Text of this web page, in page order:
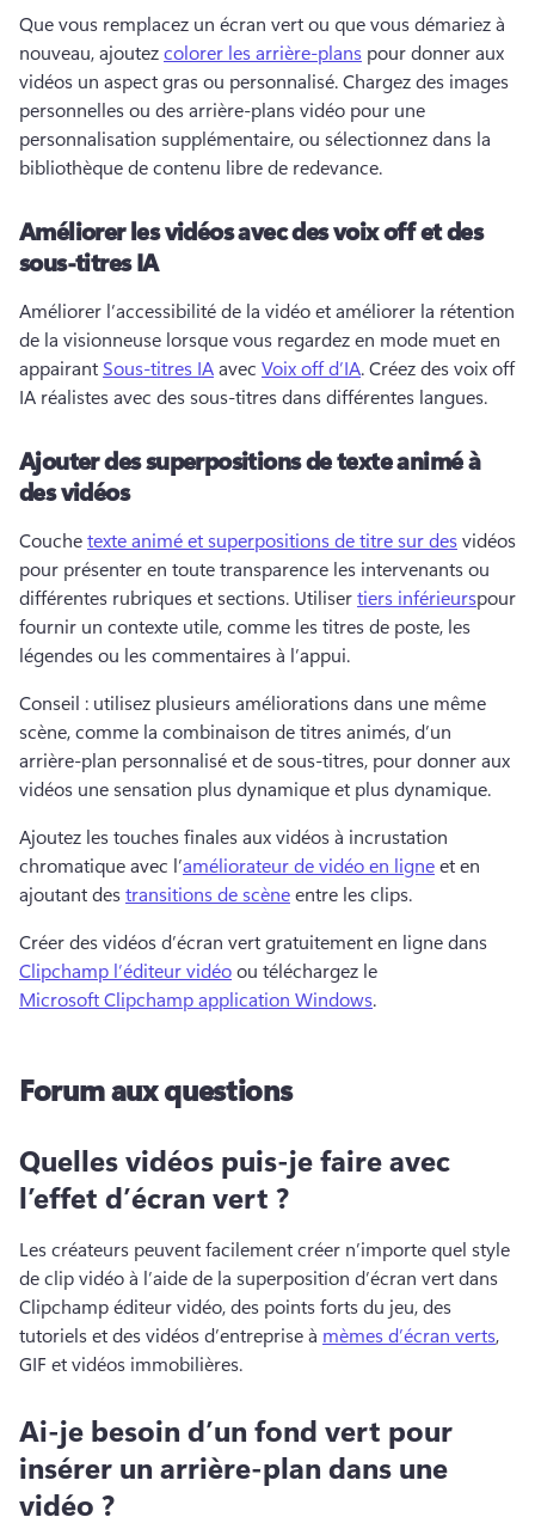
Que vous remplacez un écran vert ou que vous démariez à
nouveau, ajoutez colorer les arrière-plans pour donner aux
vidéos un aspect gras ou personnalisé. Chargez des images
personnelles ou des arrière-plans vidéo pour une
personnalisation supplémentaire, ou sélectionnez dans la
bibliothèque de contenu libre de redevance.
Améliorer les vidéos avec des voix off et des
sous-titres IA
Améliorer l’accessibilité de la vidéo et améliorer la rétention
de la visionneuse lorsque vous regardez en mode muet en
appairant Sous-titres IA avec Voix off d’IA. Créez des voix off
IA réalistes avec des sous-titres dans différentes langues.
Ajouter des superpositions de texte animé à
des vidéos
Couche texte animé et superpositions de titre sur des vidéos
pour présenter en toute transparence les intervenants ou
différentes rubriques et sections. Utiliser tiers inférieurspour
fournir un contexte utile, comme les titres de poste, les
légendes ou les commentaires à l’appui.
Conseil : utilisez plusieurs améliorations dans une même
scène, comme la combinaison de titres animés, d’un
arrière-plan personnalisé et de sous-titres, pour donner aux
vidéos une sensation plus dynamique et plus dynamique.
Ajoutez les touches finales aux vidéos à incrustation
chromatique avec l’améliorateur de vidéo en ligne et en
ajoutant des transitions de scène entre les clips.
Créer des vidéos d’écran vert gratuitement en ligne dans
Clipchamp l’éditeur vidéo ou téléchargez le
Microsoft Clipchamp application Windows.
Forum aux questions
Quelles vidéos puis-je faire avec
l’effet d’écran vert ?
Les créateurs peuvent facilement créer n’importe quel style
de clip vidéo à l’aide de la superposition d’écran vert dans
Clipchamp éditeur vidéo, des points forts du jeu, des
tutoriels et des vidéos d’entreprise à mèmes d’écran verts,
GIF et vidéos immobilières.
Ai-je besoin d’un fond vert pour
insérer un arrière-plan dans une
vidéo ?